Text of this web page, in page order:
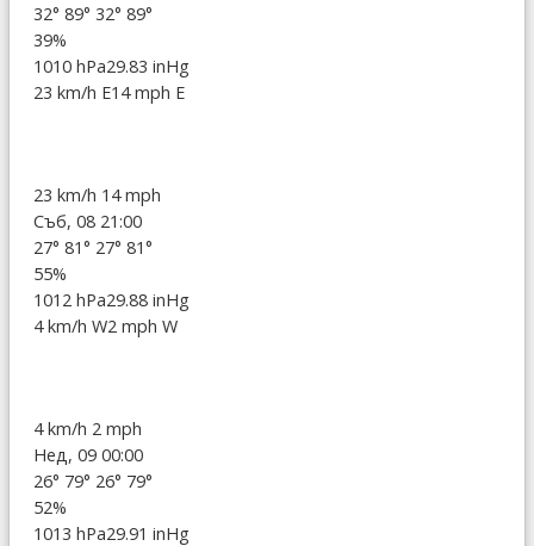
32° 89° 32° 89°
39%
1010 hPa29.83 inHg
23 km/h E14 mph E
23 km/h 14 mph
Съб, 08 21:00
27° 81° 27° 81°
55%
1012 hPa29.88 inHg
4 km/h W2 mph W
4 km/h 2 mph
Нед, 09 00:00
26° 79° 26° 79°
52%
1013 hPa29.91 inHg